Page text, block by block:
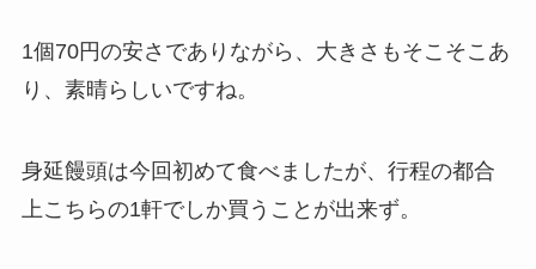
1個70円の安さでありながら、大きさもそこそこあ
り、素晴らしいですね。
身延饅頭は今回初めて食べましたが、行程の都合
上こちらの1軒でしか買うことが出来ず。